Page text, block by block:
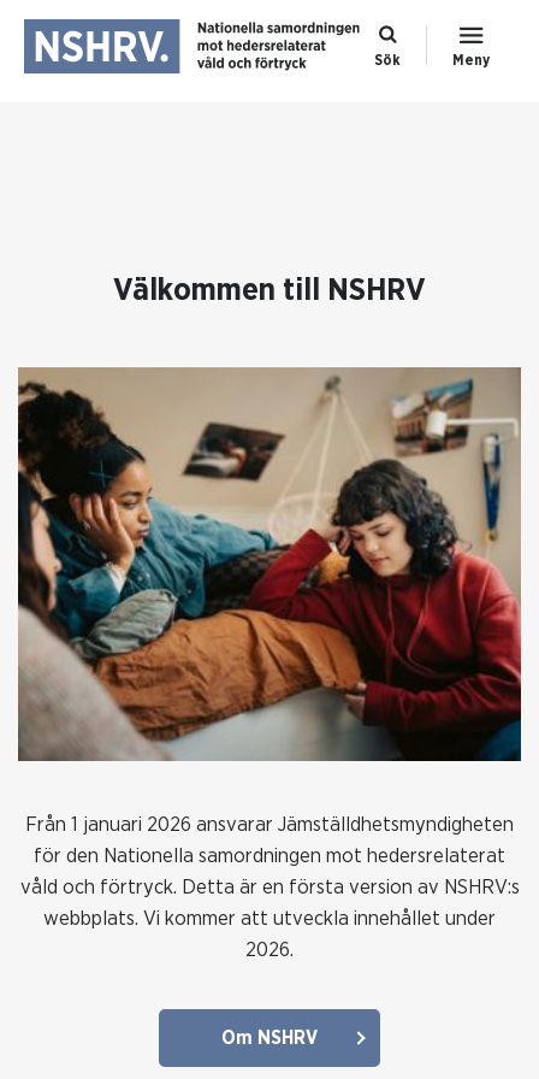
Sök Meny
Välkommen till NSHRV
Från 1 januari 2026 ansvarar Jämställdhetsmyndigheten
för den Nationella samordningen mot hedersrelaterat
våld och förtryck. Detta är en första version av NSHRV:s
webbplats. Vi kommer att utveckla innehållet under
2026.
Om NSHRV